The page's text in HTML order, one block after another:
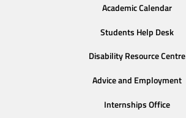
Academic Calendar
Students Help Desk
Disability Resource Centre
Advice and Employment
Internships Office